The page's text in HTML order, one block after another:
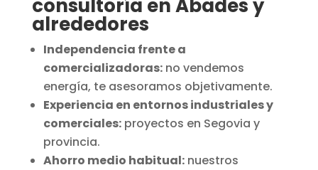
consultoría en Abades y
alrededores
Independencia frente a
comercializadoras:no vendemos
energía, te asesoramos objetivamente.
Experiencia en entornos industriales y
comerciales:proyectos en Segovia y
provincia.
Ahorro medio habitual:nuestros